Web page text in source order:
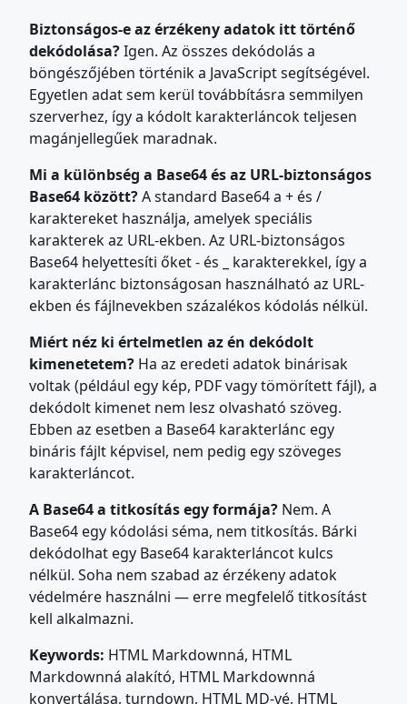
Biztonságos-e az érzékeny adatok itt történő
dekódolása?Igen. Az összes dekódolás a
böngészőjében történik a JavaScript segítségével.
Egyetlen adat sem kerül továbbításra semmilyen
szerverhez, így a kódolt karakterláncok teljesen
magánjellegűek maradnak.
Mi a különbség a Base64 és az URL-biztonságos
Base64 között?A standard Base64 a + és /
karaktereket használja, amelyek speciális
karakterek az URL-ekben. Az URL-biztonságos
Base64 helyettesíti őket - és _ karakterekkel, így a
karakterlánc biztonságosan használható az URL-
ekben és fájlnevekben százalékos kódolás nélkül.
Miért néz ki értelmetlen az én dekódolt
kimenetetem? Ha az eredeti adatok binárisak
voltak (például egy kép, PDF vagy tömörített fájl), a
dekódolt kimenet nem lesz olvasható szöveg.
Ebben az esetben a Base64 karakterlánc egy
bináris fájlt képvisel, nem pedig egy szöveges
karakterláncot.
A Base64 a titkosítás egy formája? Nem. A
Base64 egy kódolási séma, nem titkosítás. Bárki
dekódolhat egy Base64 karakterláncot kulcs
nélkül. Soha nem szabad az érzékeny adatok
védelmére használni — erre megfelelő titkosítást
kell alkalmazni.
Keywords: HTML Markdownná, HTML
Markdownná alakító, HTML Markdownná
konvertálása, turndown, HTML MD-vé, HTML